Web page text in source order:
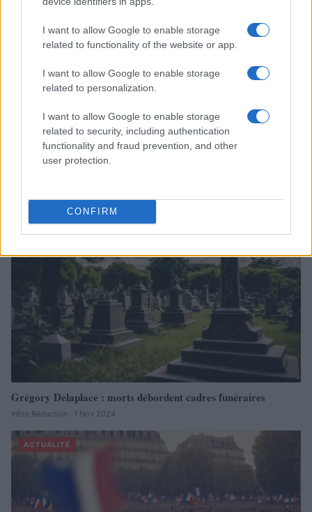
I want to allow Google to enable storage
related to functionality of the website or app.
I want to allow Google to enable storage
related to personalization.
I want to allow Google to enable storage
related to security, including authentication
functionality and fraud prevention, and other
user protection.
CONFIRM
Rétablir la Sécurité Après un Cambriolage : Solutions Rapides
et Efficaces de La Clé du 16 à Paris
Infos Rédaction · 12 Déc 2024
ACTUALITÉ
Grégory Delaplace : morts débordent cadres funéraires
Infos Rédaction · 1 Nov 2024
ACTUALITÉ